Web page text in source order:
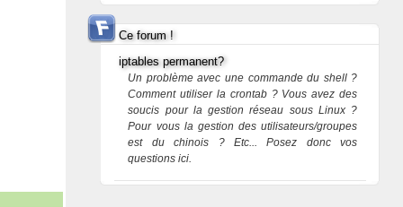
Ce forum !
iptables permanent?
Un problème avec une commande du shell ?
Comment utiliser la crontab ? Vous avez des
soucis pour la gestion réseau sous Linux ?
Pour vous la gestion des utilisateurs/groupes
est du chinois ? Etc... Posez donc vos
questions ici.